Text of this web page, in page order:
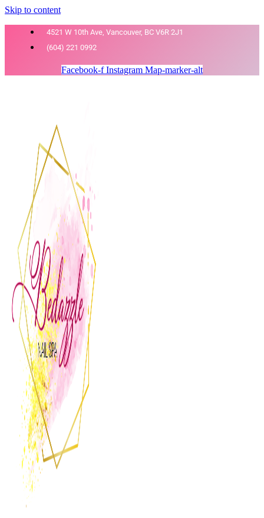
Skip to content
4521 W 10th Ave, Vancouver, BC V6R 2J1
(604) 221 0992
Facebook-f Instagram Map-marker-alt